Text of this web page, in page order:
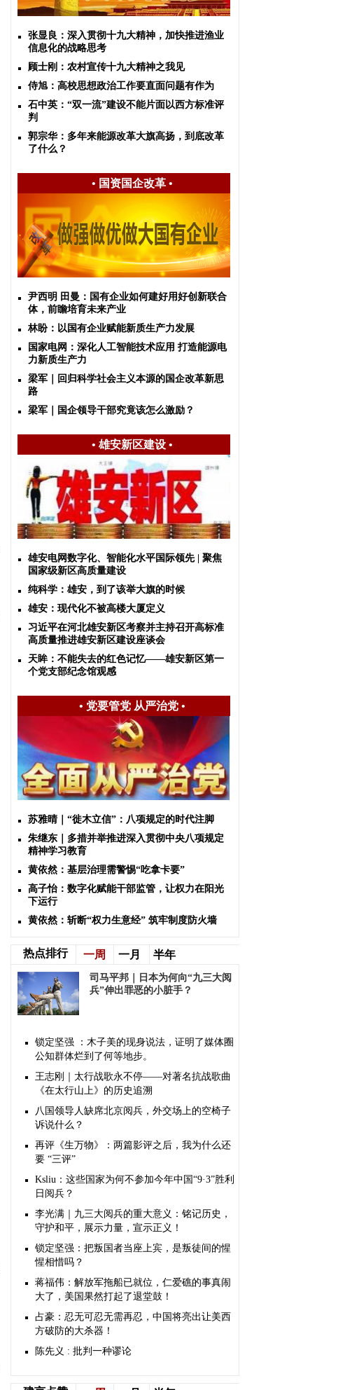
张显良：深入贯彻十九大精神，加快推进渔业
信息化的战略思考
顾士刚：农村宣传十九大精神之我见
侍旭：高校思想政治工作要直面问题有作为
石中英：“双一流”建设不能片面以西方标准评
判
郭宗华：多年来能源改革大旗高扬，到底改革
了什么？
• 国资国企改革•
尹西明 田曼：国有企业如何建好用好创新联合
体，前瞻培育未来产业
林盼：以国有企业赋能新质生产力发展
国家电网：深化人工智能技术应用 打造能源电
力新质生产力
梁军｜回归科学社会主义本源的国企改革新思
路
梁军｜国企领导干部究竟该怎么激励？
• 雄安新区建设•
雄安电网数字化、智能化水平国际领先 | 聚焦
国家级新区高质量建设
纯科学：雄安，到了该举大旗的时候
雄安：现代化不被高楼大厦定义
习近平在河北雄安新区考察并主持召开高标准
高质量推进雄安新区建设座谈会
天眸：不能失去的红色记忆——雄安新区第一
个党支部纪念馆观感
• 党要管党 从严治党•
苏雅晴｜“徙木立信”：八项规定的时代注脚
朱继东｜多措并举推进深入贯彻中央八项规定
精神学习教育
黄依然：基层治理需警惕“吃拿卡要”
高子怡：数字化赋能干部监管，让权力在阳光
下运行
黄依然：斩断“权力生意经” 筑牢制度防火墙
热点排行 一周 一月 半年
司马平邦｜日本为何向“九三大阅
兵”伸出罪恶的小脏手？
锁定坚强 ：木子美的现身说法，证明了媒体圈
公知群体烂到了何等地步。
王志刚｜太行战歌永不停——对著名抗战歌曲
《在太行山上》的历史追溯
八国领导人缺席北京阅兵，外交场上的空椅子
诉说什么？
再评《生万物》：两篇影评之后，我为什么还
要 “三评”
Ksliu：这些国家为何不参加今年中国“9·3”胜利
日阅兵？
李光满｜九三大阅兵的重大意义：铭记历史，
守护和平，展示力量，宣示正义！
锁定坚强：把叛国者当座上宾，是叛徒间的惺
惺相惜吗？
蒋福伟：解放军拖船已就位，仁爱礁的事真闹
大了，美国果然打起了退堂鼓！
占豪：忍无可忍无需再忍，中国将亮出让美西
方破防的大杀器！
陈先义 : 批判一种谬论